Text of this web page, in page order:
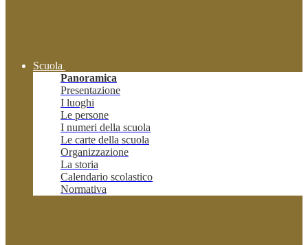
Scuola
Panoramica
Presentazione
I luoghi
Le persone
I numeri della scuola
Le carte della scuola
Organizzazione
La storia
Calendario scolastico
Normativa